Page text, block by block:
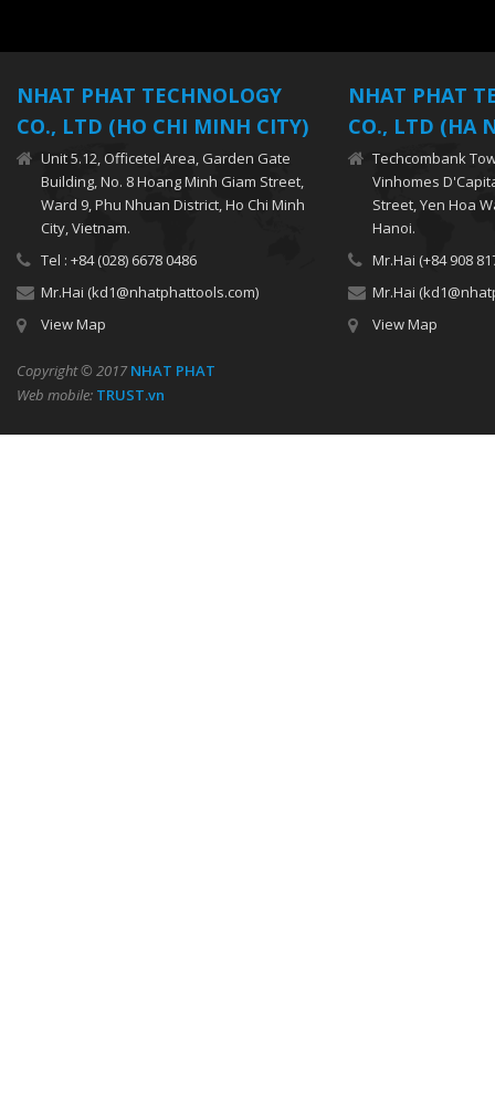
NHAT PHAT TECHNOLOGY
CO., LTD (HO CHI MINH CITY)
Unit 5.12, Officetel Area, Garden Gate
Building, No. 8 Hoang Minh Giam Street,
Ward 9, Phu Nhuan District, Ho Chi Minh
City, Vietnam.
Tel : +84 (028) 6678 0486
Mr.Hai (kd1@nhatphattools.com)
View Map
NHAT PHAT
CO., LTD (HA
Techcombank
Vinhomes
Street, Yen Hoa
Hanoi.
Mr.Hai (+84 908
Mr.Hai
View Map
Copyright © 2017 NHAT PHAT
Web mobile: TRUST.vn